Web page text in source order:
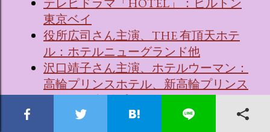
テレビドラマ「HOTEL」：ヒルトン
東京ベイ
役所広司さん主演、THE 有頂天ホテ
ル：ホテルニューグランド他
沢口靖子さん主演、ホテルウーマン：
高輪プリンスホテル、新高輪プリンス
波瑠さん主演、ホテルローヤル：ホテ